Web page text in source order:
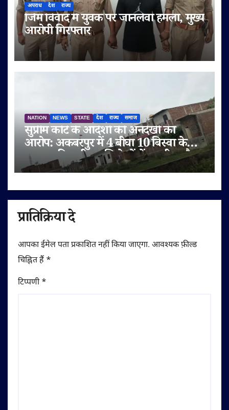
अपराध देश राज्य
जिम विवाद में युवक पर जानलेवा हमला, मुख्य
आरोपी गिरफ्तार
NATION NEWS STATE देश राज्य समाज
सुप्रीम कोर्ट के आदेशों की अनदेखी का
आरोप: अकबरपुर में 4 बीघा 10 बिस्वा के
तालाब की जमीन अभिलेखों में बदली, अवैध
प्लॉटिंग का भी दावा
प्रातिक्रिया दे
आपका ईमेल पता प्रकाशित नहीं किया जाएगा. आवश्यक फ़ील्ड
चिह्नित हैं *
टिप्पणी*